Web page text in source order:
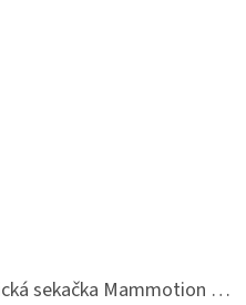
Bezdrátová robotická sekačka Mammotion LUBA mini 2 1500